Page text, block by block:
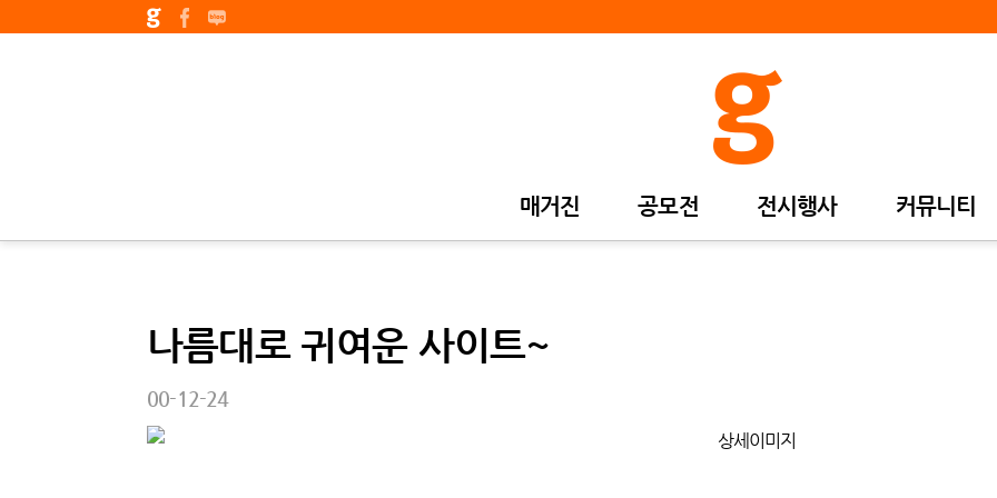
매거진 공모전 전시행사 커뮤니티
나름대로 귀여운 사이트~
00-12-24